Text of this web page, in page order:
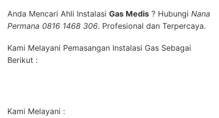
Anda Mencari Ahli Instalasi Gas Medis ? Hubungi Nana
Permana 0816 1468 306. Profesional dan Terpercaya.
Kami Melayani Pemasangan Instalasi Gas Sebagai
Berikut :
Kami Melayani :